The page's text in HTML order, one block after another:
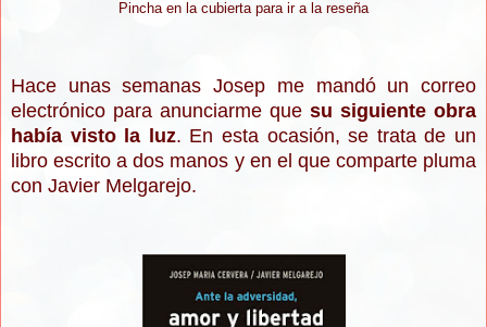
Pincha en la cubierta para ir a la reseña
Hace unas semanas Josep me mandó un correo
electrónico para anunciarme que su siguiente obra
había visto la luz. En esta ocasión, se trata de un
libro escrito a dos manos y en el que comparte pluma
con Javier Melgarejo.